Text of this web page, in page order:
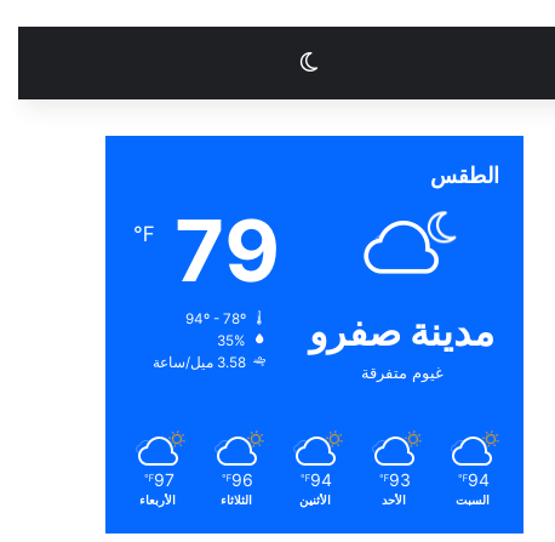
الوضع المظلم
الطقس
مدينة صفرو
غيوم متفرقة
79
℉
35%
3.58 ميل/ساعة
94
℉
السبت
93
℉
الأحد
94
℉
الأثنين
96
℉
الثلاثاء
97
℉
الأربعاء